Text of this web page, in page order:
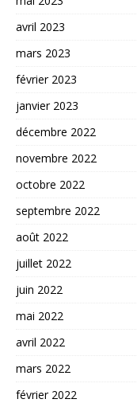
avril 2023
mars 2023
février 2023
janvier 2023
décembre 2022
novembre 2022
octobre 2022
septembre 2022
août 2022
juillet 2022
juin 2022
mai 2022
avril 2022
mars 2022
février 2022